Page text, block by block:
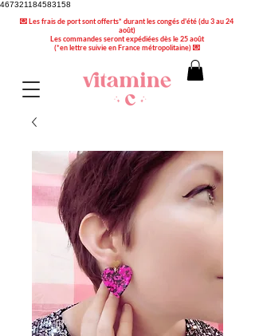
467321184583158
💌 Les frais de port sont offerts* durant les congés d'été (du 3 au 24
août)
Les commandes seront expédiées dès le 25 août
(*en lettre suivie en France métropolitaine) 💌